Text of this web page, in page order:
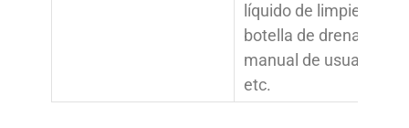
líquido de limpieza,
botella de drenaje,
manual de usuario,
etc.